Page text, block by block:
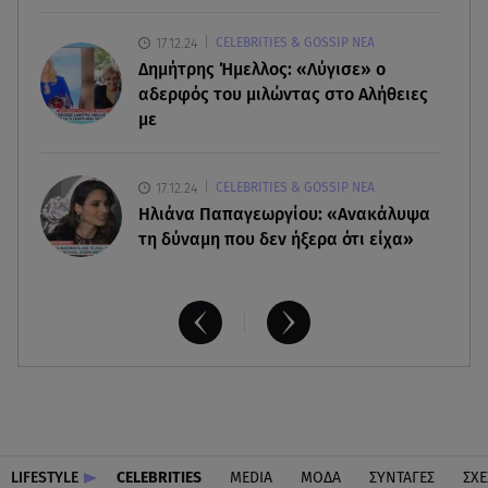
επόμενη ζωή να είμαστε κολλητές»
17.12.24 CELEBRITIES & GOSSIP ΝΕΑ
Δημήτρης Ήμελλος: «Λύγισε» ο
αδερφός του μιλώντας στο Αλήθειες
με
17.12.24 CELEBRITIES & GOSSIP ΝΕΑ
Ηλιάνα Παπαγεωργίου: «Ανακάλυψα
τη δύναμη που δεν ήξερα ότι είχα»
LIFESTYLE CELEBRITIES MEDIA ΜΟΔΑ ΣΥΝΤΑΓΕΣ